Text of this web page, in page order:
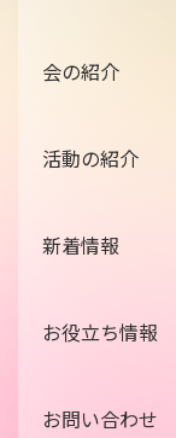
会の紹介
活動の紹介
新着情報
お役立ち情報
お問い合わせ